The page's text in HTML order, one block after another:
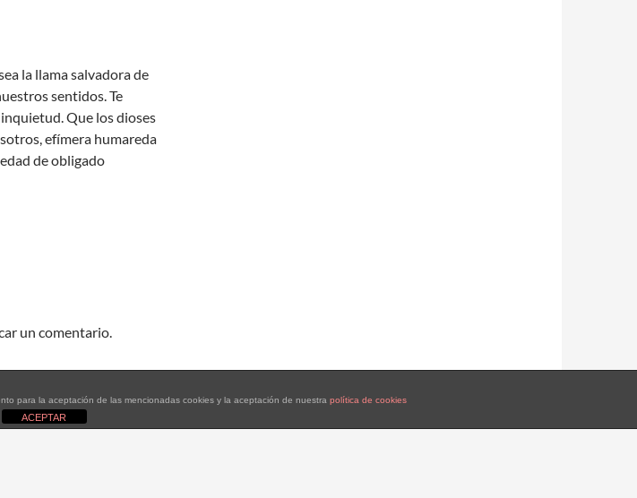
la llama salvadora de
sentidos. Te
Que los dioses
efímera humareda
de obligado
un comentario.
para la aceptación de las mencionadas cookies y la aceptación de nuestra política de cookies
ACEPTAR